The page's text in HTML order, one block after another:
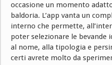
occasione un momento
baldoria. L’app vanta un
interno che permette,
poter selezionare le bevande
al nome, alla tipologia e
certi avrete molto da